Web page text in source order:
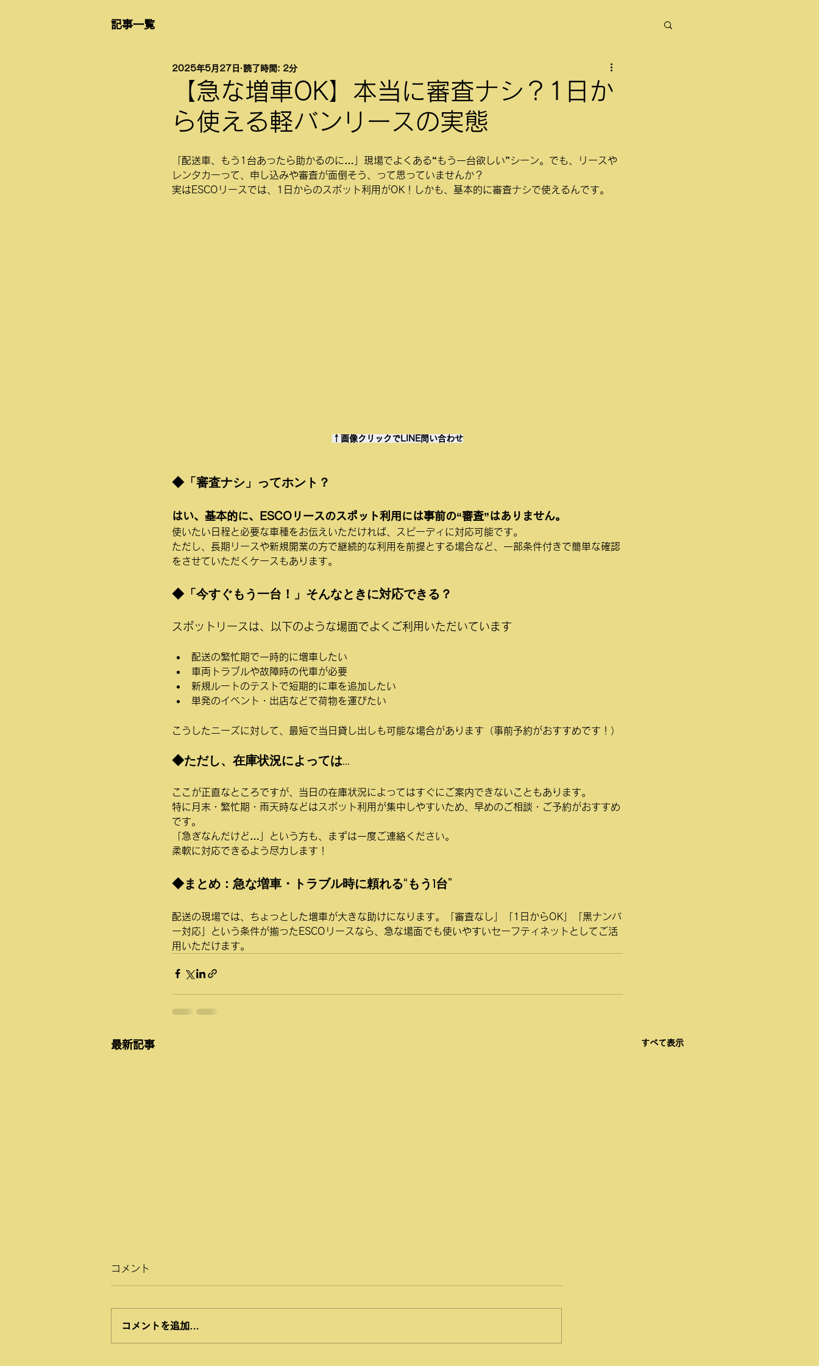
記事一覧
【急な増車OK】本当に審査ナシ？1日か
ら使える軽バンリースの実態
2025年5月27日 読了時間: 2分
「配送車、もう1台あったら助かるのに…」現場でよくある“もう一台欲しい”シーン。でも、リースや
レンタカーって、申し込みや審査が面倒そう、って思っていませんか？
実はESCOリースでは、1日からのスポット利用がOK！しかも、基本的に審査ナシで使えるんです。
↑画像クリックでLINE問い合わせ
◆「審査ナシ」ってホント？
はい、 基本的に、ESCOリースのスポット利用には事前の“審査”はありません。
使いたい日程と必要な車種をお伝えいただければ、スピーディに対応可能です。
ただし、長期リースや新規開業の方で継続的な利用を前提とする場合など、一部条件付きで簡単な確認
をさせていただくケースもあります。
◆「今すぐもう一台！」そんなときに対応できる？
スポットリースは、以下のような場面でよくご利用いただいています
配送の繁忙期で一時的に増車したい
車両トラブルや故障時の代車が必要
新規ルートのテストで短期的に車を追加したい
単発のイベント・出店などで荷物を運びた い
こうしたニーズに対して、最短で当日貸し出しも可能な場合があります（事前予約がおすすめです！）
◆ただし、在庫状況によっては…
ここが正直なところですが、当日の在庫状況によってはすぐにご案内できないこともあります。
特に月末・繁忙期・雨天時などはスポット利用が集中しやすいため、早めのご相談・ご予約がおすすめ
です。
「急ぎなんだけど…」という方も、まずは一度ご連絡ください。
柔軟に対応できるよう尽力します！
◆まとめ：急な増車・トラブル時に頼れる“もう1台”
配送の現場では、ちょっとした増車が大きな助けになります。「審査なし」「1日からOK」「黒ナンバ
ー対応」という条件が揃ったESCOリースなら、急な場面でも使いやすいセーフティネットとしてご活
用いただけます。
最新記事 すべて表示
コメント
コメントを追加…